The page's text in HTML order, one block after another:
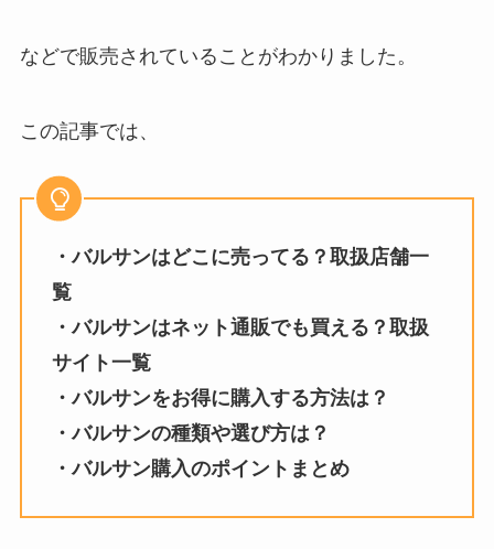
などで販売されていることがわかりました。
この記事では、
・バルサンはどこに売ってる？取扱店舗一
覧
・バルサンはネット通販でも買える？取扱
サイト一覧
・バルサンをお得に購入する方法は？
・バルサンの種類や選び方は？
・バルサン購入のポイントまとめ